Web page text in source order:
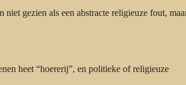
gezien als een abstracte religieuze fout,
heet “hoererij”, en politieke of religieuze